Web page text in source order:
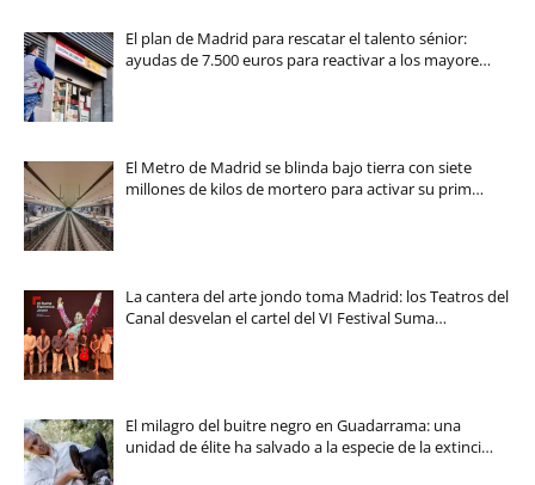
El plan de Madrid para rescatar el talento sénior:
ayudas de 7.500 euros para reactivar a los mayore…
El Metro de Madrid se blinda bajo tierra con siete
millones de kilos de mortero para activar su prim…
La cantera del arte jondo toma Madrid: los Teatros del
Canal desvelan el cartel del VI Festival Suma…
El milagro del buitre negro en Guadarrama: una
unidad de élite ha salvado a la especie de la extinci…